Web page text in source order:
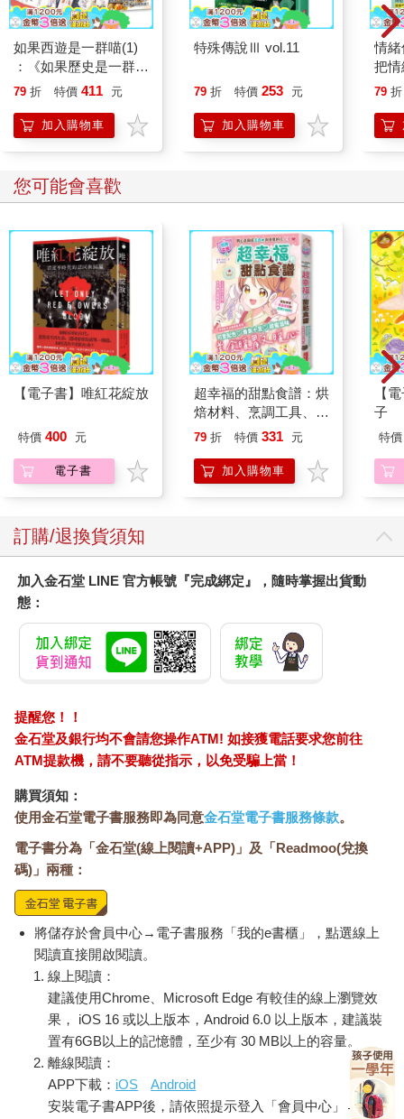
如果西遊是一群喵(1)
：《如果歷史是一群
喵》作者最新力作，附
79 折 特價 411 元
加入購物車
特殊傳說Ⅲ vol.11
79 折 特價 253 元
加入購物車
情
把
誰
79 折
您可能會喜歡
【電子書】唯紅花綻放
特價 400 元
電子書
超幸福的甜點食譜：烘
焙材料、烹調工具、可
愛配色【閃亮女孩6】
79 折 特價 331 元
加入購物車
【
子
特價
訂購/退換貨須知
加入金石堂 LINE 官方帳號『完成綁定』，隨時掌握出貨動
態：
提醒您！！
金石堂及銀行均不會請您操作ATM! 如接獲電話要求您前往
ATM提款機，請不要聽從指示，以免受騙上當！
購買須知：
使用金石堂電子書服務即為同意金石堂電子書服務條款。
電子書分為「金石堂(線上閱讀+APP)」及「Readmoo(兌換
碼)」兩種：
將儲存於會員中心→電子書服務「我的e書櫃」，點選線上
閱讀直接開啟閱讀。
線上閱讀：
建議使用Chrome、Microsoft Edge 有較佳的線上瀏覽效
果， iOS 16 或以上版本，Android 6.0 以上版本，建議裝
置有6GB以上的記憶體，至少有 30 MB以上的容量。
離線閱讀：
APP下載： iOS
Android
安裝電子書APP後，請依照提示登入「會員中心」→「我